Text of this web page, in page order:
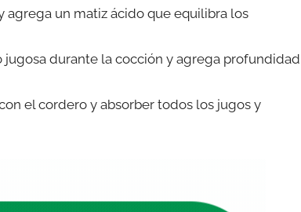
agrega un matiz ácido que equilibra los
jugosa durante la cocción y agrega profundidad
el cordero y absorber todos los jugos y